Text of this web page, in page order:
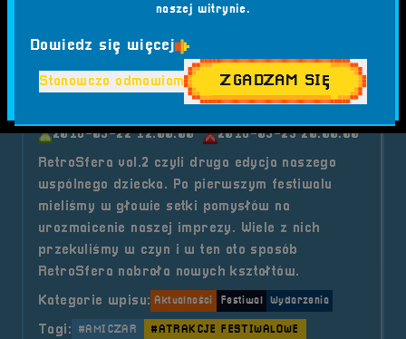
2018-09-22
2018.09.21, 22 i 23 Festiwal
Komputerów, Gier i Konsol -
RetroSfera vol.2
2018-09-22 12:00:00
2018-09-23 20:00:00
RetroSfera vol.2 czyli druga edycja naszego
wspólnego dziecka. Po pierwszym festiwalu
mieliśmy w głowie setki pomysłów na
urozmaicenie naszej imprezy. Wiele z nich
przekuliśmy w czyn i w ten oto sposób
RetroSfera nabrała nowych kształtów.
Kategorie wpisu: Aktualności Festiwal Wydarzenia
Tagi: #AMICZAR
#ATRAKCJE FESTIWALOWE
naszej witrynie.
Dowiedz się więcej
Stanowczo odmawiam ZGADZAM SIĘ